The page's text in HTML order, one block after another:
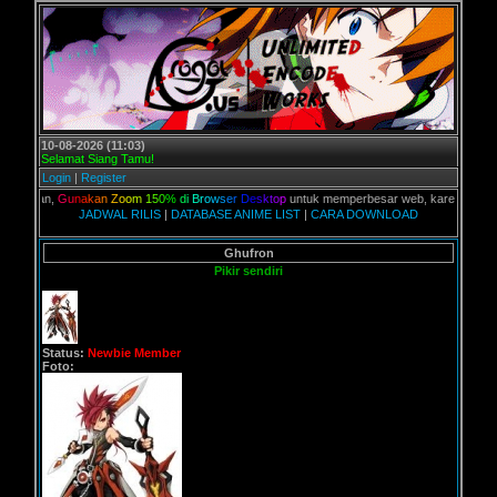
10-08-2026 (11:03)
Selamat Siang Tamu!
Login | Register
una kan Zoom 150% di Brow ser Desk topuntuk memperbesar web, karena aslinya
JADWAL RILIS | DATABASE ANIME LIST | CARA DOWNLOAD
Ghufron
Pikir sendiri
Status: Newbie Member
Foto: